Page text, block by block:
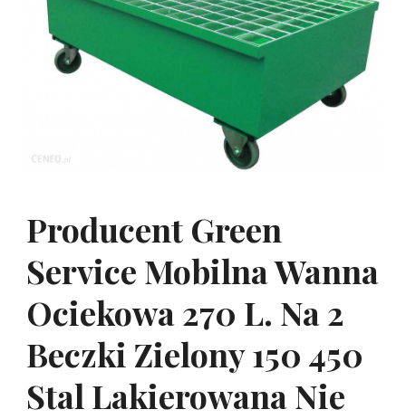
Producent Green
Service Mobilna Wanna
Ociekowa 270 L. Na 2
Beczki Zielony 150 450
Stal Lakierowana Nie